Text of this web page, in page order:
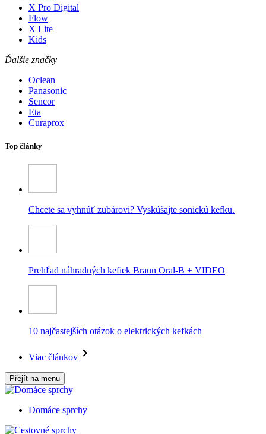
X Pro Digital
Flow
X Lite
Kids
Ďalšie značky
Oclean
Panasonic
Sencor
Eta
Curaprox
Top články
Chcete sa vyhnúť zubárovi? Vyskúšajte sonickú kefku.
Prehľad náhradných kefiek Braun Oral-B + VIDEO
10 najčastejších otázok o elektrických kefkách
Viac článkov
Přejít na menu
Domáce sprchy